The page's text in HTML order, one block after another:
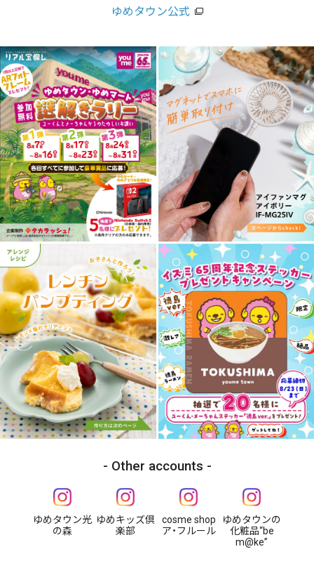
ゆめタウン公式
Other accounts
ゆめタウン光
の森
ゆめキッズ倶
楽部
cosme shop
ア・フルール
ゆめタウンの
化粧品“be
m@ke”